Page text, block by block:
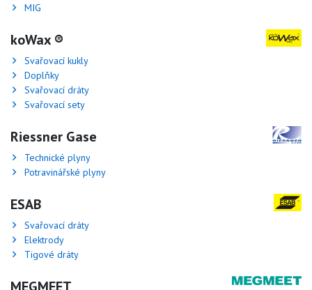
MIG
koWax ®
Svařovací kukly
Doplňky
Svařovací dráty
Svařovací sety
Riessner Gase
Technické plyny
Potravinářské plyny
ESAB
Svařovací dráty
Elektrody
Tigové dráty
MEGMEET